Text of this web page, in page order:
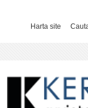
Harta site